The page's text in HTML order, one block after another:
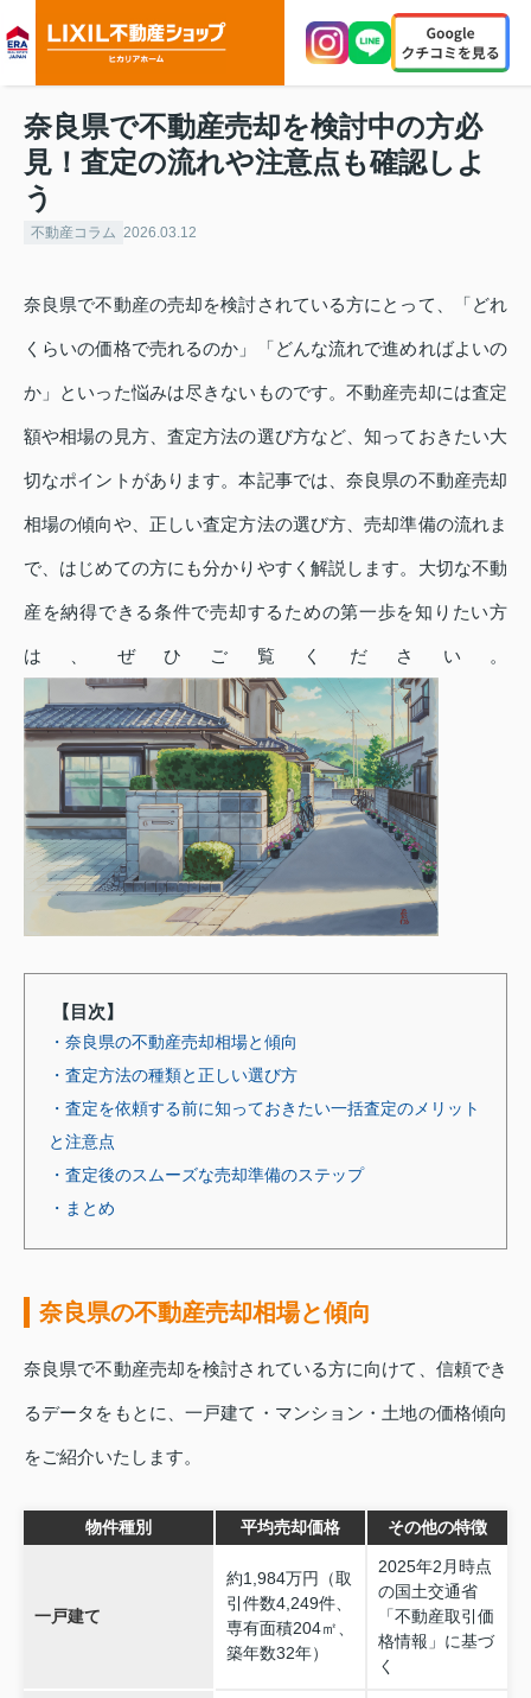
奈良県で不動産売却を検討中の方必
見！査定の流れや注意点も確認しよ
う
不動産コラム 2026.03.12
奈良県で不動産の売却を検討されている方にとって、「どれ
くらいの価格で売れるのか」「どんな流れで進めればよいの
か」といった悩みは尽きないものです。不動産売却には査定
額や相場の見方、査定方法の選び方など、知っておきたい大
切なポイントがあります。本記事では、奈良県の不動産売却
相場の傾向や、正しい査定方法の選び方、売却準備の流れま
で、はじめての方にも分かりやすく解説します。大切な不動
産を納得できる条件で売却するための第一歩を知りたい方
は、ぜひご覧ください。
【目次】
・奈良県の不動産売却相場と傾向
・査定方法の種類と正しい選び方
・査定を依頼する前に知っておきたい一括査定のメリット
と注意点
・査定後のスムーズな売却準備のステップ
・まとめ
奈良県の不動産売却相場と傾向
奈良県で不動産売却を検討されている方に向けて、信頼でき
るデータをもとに、一戸建て・マンション・土地の価格傾向
をご紹介いたします。
物件種別 平均売却価格 その他の特徴
一戸建て
約1,984万円（取
引件数4,249件、
専有面積204㎡、
築年数32年）
2025年2月時点
の国土交通省
「不動産取引価
格情報」に基づ
く